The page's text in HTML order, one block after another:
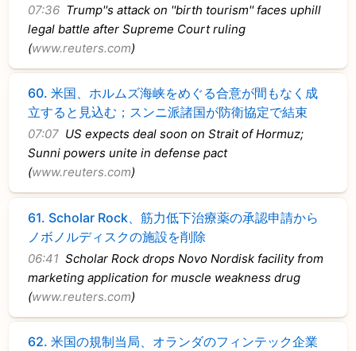
07:36 Trump''s attack on ''birth tourism'' faces uphill
legal battle after Supreme Court ruling
(www.reuters.com)
60.米国、ホルムズ海峡をめぐる合意が間もなく成
立すると見込む；スンニ派諸国が防衛協定で結束
07:07 US expects deal soon on Strait of Hormuz;
Sunni powers unite in defense pact
(www.reuters.com)
61. Scholar Rock、筋力低下治療薬の承認申請から
ノボノルディスクの施設を削除
06:41 Scholar Rock drops Novo Nordisk facility from
marketing application for muscle weakness drug
(www.reuters.com)
62.米国の規制当局、オランダのフィンテック企業